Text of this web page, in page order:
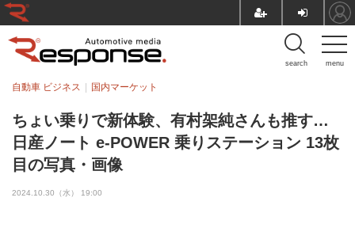
menu
search
ちょい乗りで新体験、有村架純さんも推す…
日産ノート e-POWER 乗りステーション 13枚
目の写真・画像
自動車 ビジネス 国内マーケット
2024.10.30（水） 19:00